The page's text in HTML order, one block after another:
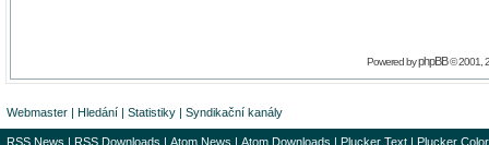
Powered byphpBB© 2001,
Webmaster | Hledání | Statistiky | Syndikační kanály
RSS News | RSS Downloads | Atom News | Atom Downloads | Plucker Text | Plucker Color